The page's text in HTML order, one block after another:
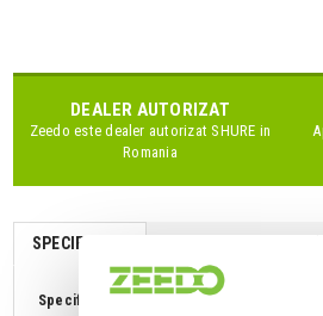
DEALER AUTORIZAT
Zeedo este dealer autorizatSHURE in
Romania
SPECIFICATII
Specificatii Tehnice Shure WA610 Case